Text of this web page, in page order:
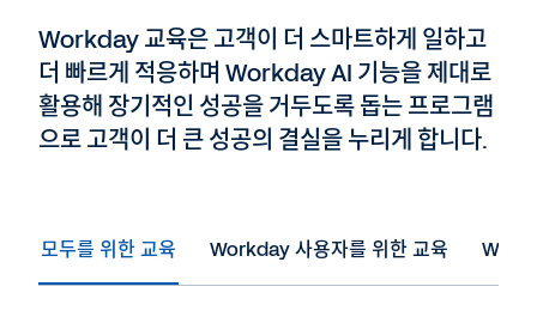
Workday 교육은 고객이 더 스마트하게 일하고
더 빠르게 적응하며 Workday AI 기능을 제대로
활용해 장기적인 성공을 거두도록 돕는 프로그램
으로 고객이 더 큰 성공의 결실을 누리게 합니다.
모두를 위한 교육 Workday 사용자를 위한 교육